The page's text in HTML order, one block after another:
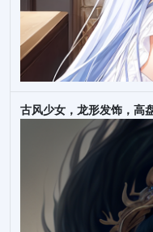
古风少女，龙形发饰，高